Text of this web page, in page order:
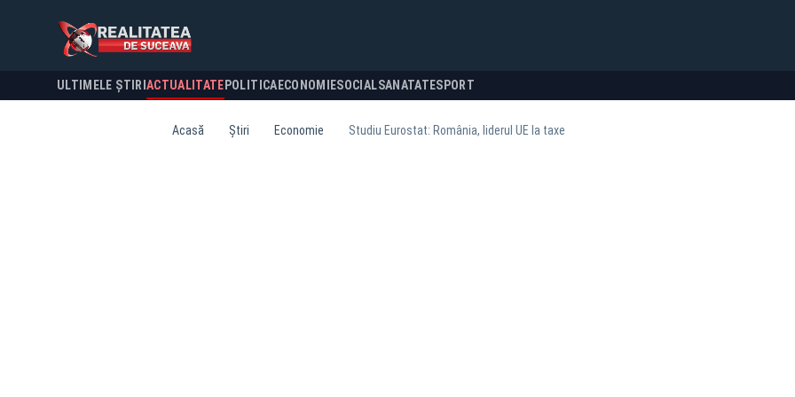
ULTIMELE ȘTIRI ACTUALITATE POLITICA ECONOMIESOCIALSANATATESPORT
Acasă Știri Economie Studiu Eurostat: România, liderul UE la taxe